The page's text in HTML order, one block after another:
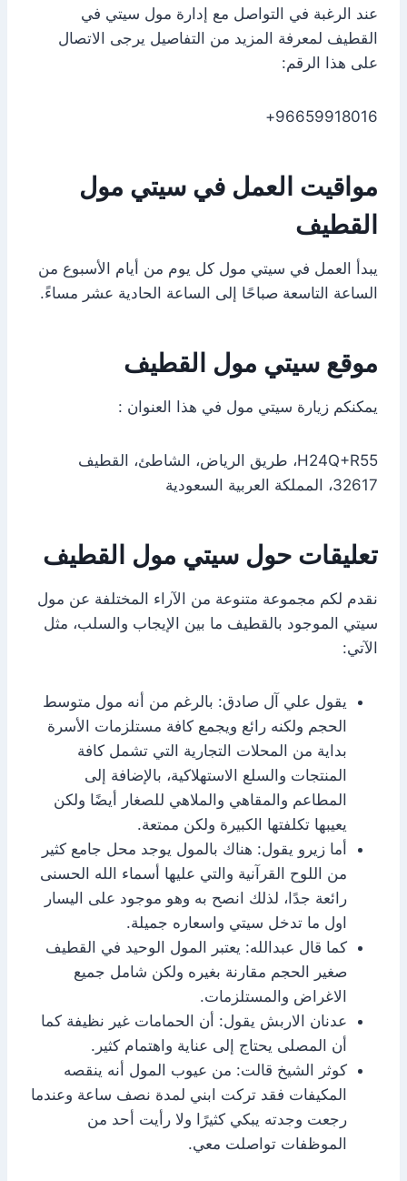
عند الرغبة في التواصل مع إدارة مول سيتي في
القطيف لمعرفة المزيد من التفاصيل يرجى الاتصال
على هذا الرقم:
96659918016+
مواقيت العمل في سيتي مول
القطيف
يبدأ العمل في سيتي مول كل يوم من أيام الأسبوع من
الساعة التاسعة صباحًا إلى الساعة الحادية عشر مساءً.
موقع سيتي مول القطيف
يمكنكم زيارة سيتي مول في هذا العنوان :
32617، المملكة العربية السعودية
تعليقات حول سيتي مول القطيف
نقدم لكم مجموعة متنوعة من الآراء المختلفة عن مول
سيتي الموجود بالقطيف ما بين الإيجاب والسلب، مثل
الآتي:
يقول علي آل صادق: بالرغم من أنه مول متوسط
الحجم ولكنه رائع ويجمع كافة مستلزمات الأسرة
بداية من المحلات التجارية التي تشمل كافة
المنتجات والسلع الاستهلاكية، بالإضافة إلى
المطاعم والمقاهي والملاهي للصغار أيضًا ولكن
يعيبها تكلفتها الكبيرة ولكن ممتعة.
أما زيرو يقول: هناك بالمول يوجد محل جامع كثير
من اللوح القرآنية والتي عليها أسماء الله الحسنى
رائعة جدًا، لذلك انصح به وهو موجود على اليسار
اول ما تدخل سيتي واسعاره جميلة.
كما قال عبدالله: يعتبر المول الوحيد في القطيف
صغير الحجم مقارنة بغيره ولكن شامل جميع
الاغراض والمستلزمات.
عدنان الاربش يقول: أن الحمامات غير نظيفة كما
أن المصلى يحتاج إلى عناية واهتمام كثير.
كوثر الشيخ قالت: من عيوب المول أنه ينقصه
المكيفات فقد تركت ابني لمدة نصف ساعة وعندما
رجعت وجدته يبكي كثيرًا ولا رأيت أحد من
الموظفات تواصلت معي.